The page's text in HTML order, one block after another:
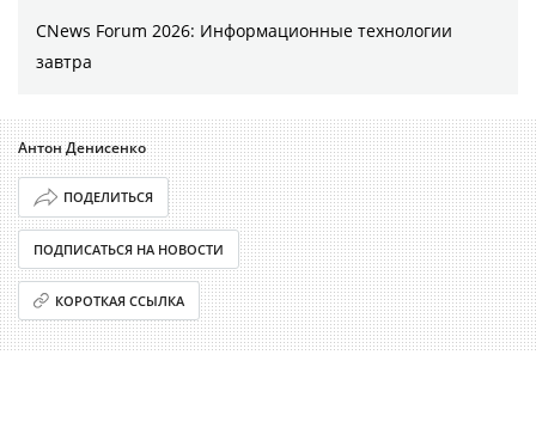
CNews Forum 2026: Информационные технологии
завтра
Антон Денисенко
ПОДЕЛИТЬСЯ
ПОДПИСАТЬСЯ НА НОВОСТИ
КОРОТКАЯ ССЫЛКА